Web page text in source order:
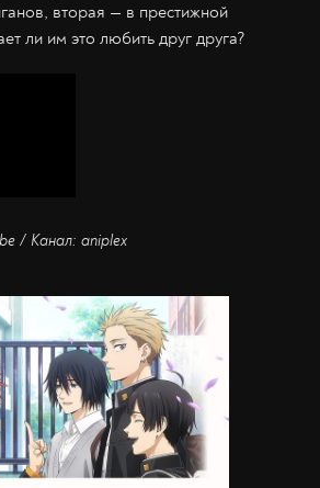
вторая — в престижной
ли им это любить друг друга?
/ Канал: aniplex